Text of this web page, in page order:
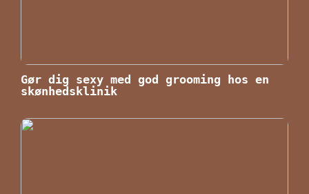
Gør dig sexy med god grooming hos en
skønhedsklinik